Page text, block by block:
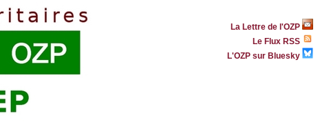
La Lettre de l'OZP
Le Flux RSS
L'OZP sur Bluesky